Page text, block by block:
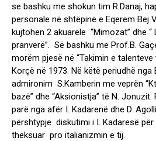
se bashku me shokun tim R.Danaj,
personale në shtëpinë e Eqerem Bej
kujtohen 2 akuarele “Mimozat” dhe “
pranverë”. Së bashku me Prof.B.
morëm pjesë në “Takimin e talenteve
Korçë në 1973. Në këtë periudhë
admironim S.Kamberin me veprën
bazë” dhe “Aksionistja” të N.
parë nga afër I. Kadarenë dhe D.
përshtypje diskutimi i I. Kadaresë për
theksuar pro italianizmin e tij.